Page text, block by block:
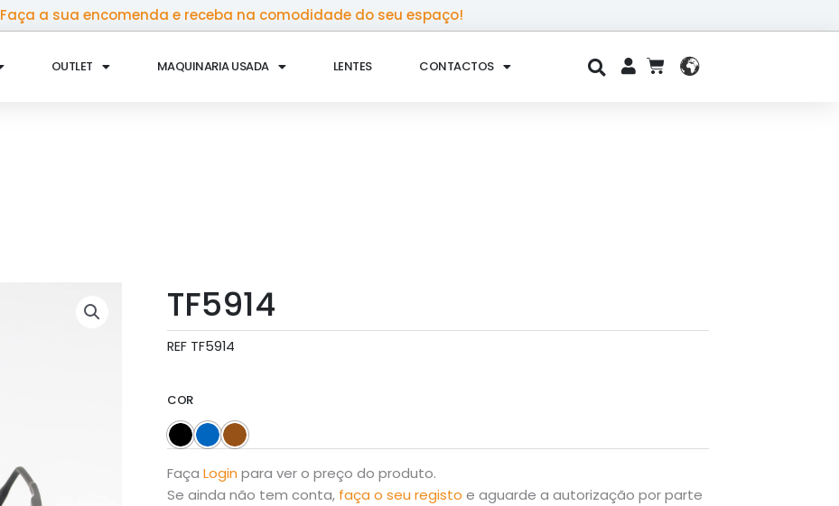
Faça a sua encomenda e receba na comodidade do seu espaço!
OUTLET MAQUINARIA USADA LENTES CONTACTOS CART
TF5914
REF TF5914
COR
Faça Login para ver o preço do produto.
Se ainda não tem conta, faça o seu registo e aguarde a autorização por parte